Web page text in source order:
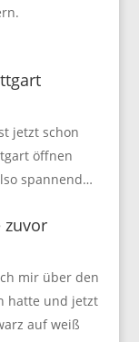
jetzt schon
öffnen
spannend…
zuvor
mir über den
hatte und jetzt
auf weiß